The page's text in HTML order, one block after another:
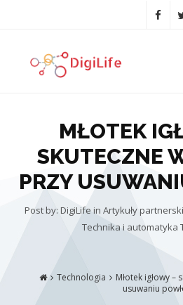
MŁOTEK
SKUTECZNE
PRZY
Post by: DigiLife in Artykuły
Technika i automatyka
Technologia
Młotek igłowy
usuwaniu